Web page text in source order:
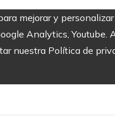
mejorar y
Analytics,
nuestra Política de